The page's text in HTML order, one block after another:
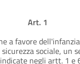
Art. 1
a favore
sociale, un
negli artt. 1 e